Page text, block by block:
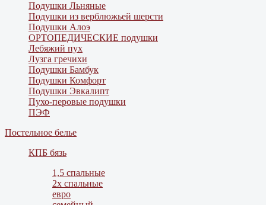
Подушки Льняные
Подушки из верблюжьей шерсти
Подушки Алоэ
ОРТОПЕДИЧЕСКИЕ подушки
Лебяжий пух
Лузга гречихи
Подушки Бамбук
Подушки Комфорт
Подушки Эвкалипт
Пухо-перовые подушки
ПЭФ
Постельное белье
КПБ бязь
1,5 спальные
2х спальные
евро